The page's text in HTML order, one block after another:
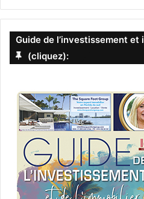
Guide de l’investissement
(cliquez):